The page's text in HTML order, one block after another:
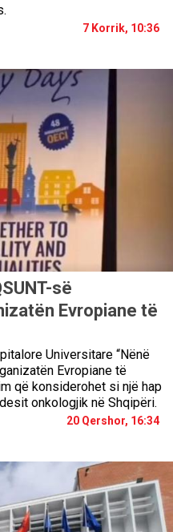
7 Korrik, 10:36
së
Evropiane të
Universitare “Nënë
Evropiane të
që konsiderohet si një hap
onkologjik në Shqipëri.
20 Qershor, 16:34